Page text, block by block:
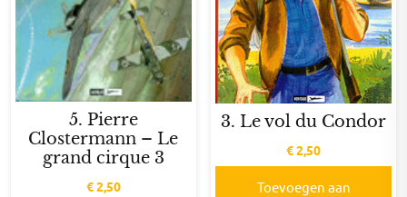
5. Pierre
Clostermann – Le
grand cirque 3
€2,50
3. Le vol du Condor
€2,50
Toevoegen aan